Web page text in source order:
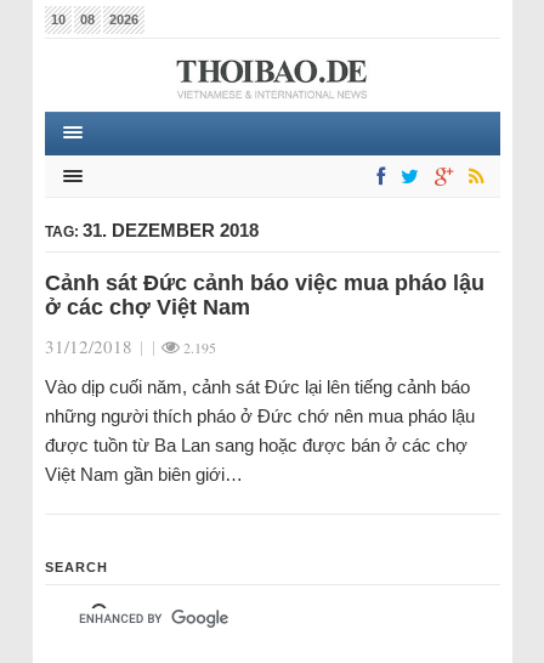
10 08 2026
TAG: 31. DEZEMBER 2018
Cảnh sát Đức cảnh báo việc mua pháo lậu
ở các chợ Việt Nam
31/12/2018 | | 2.195
Vào dịp cuối năm, cảnh sát Đức lại lên tiếng cảnh báo
những người thích pháo ở Đức chớ nên mua pháo lậu
được tuồn từ Ba Lan sang hoặc được bán ở các chợ
Việt Nam gần biên giới…
SEARCH